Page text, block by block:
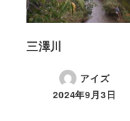
三澤川
アイズ
2024年9月3日